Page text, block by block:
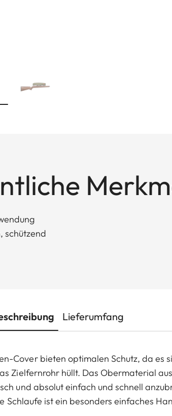
schützend
Lieferumfang
Cover bieten optimalen Schutz, da es
Zielfernrohr hüllt. Das Obermaterial
und absolut einfach und schnell
Schlaufe ist ein besonders einfaches